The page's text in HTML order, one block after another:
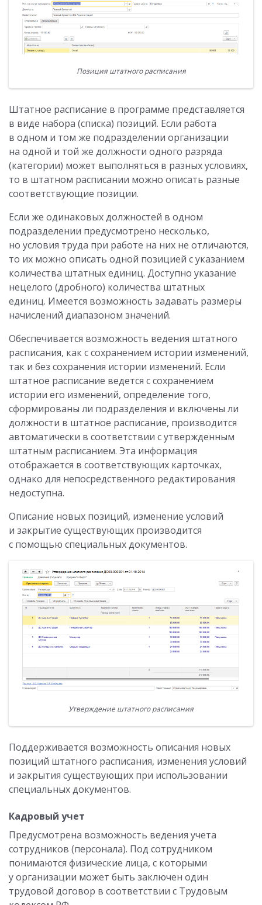
Позиция штатного расписания
Штатное расписание в программе представляется
в виде набора (списка) позиций. Если работа
в одном и том же подразделении организации
на одной и той же должности одного разряда
(категории) может выполняться в разных условиях,
то в штатном расписании можно описать разные
соответствующие позиции.
Если же одинаковых должностей в одном
подразделении предусмотрено несколько,
но условия труда при работе на них не отличаются,
то их можно описать одной позицией с указанием
количества штатных единиц. Доступно указание
нецелого (дробного) количества штатных
единиц. Имеется возможность задавать размеры
начислений диапазоном значений.
Обеспечивается возможность ведения штатного
расписания, как с сохранением истории изменений,
так и без сохранения истории изменений. Если
штатное расписание ведется с сохранением
истории его изменений, определение того,
сформированы ли подразделения и включены ли
должности в штатное расписание, производится
автоматически в соответствии с утвержденным
штатным расписанием. Эта информация
отображается в соответствующих карточках,
однако для непосредственного редактирования
недоступна.
Описание новых позиций, изменение условий
и закрытие существующих производится
с помощью специальных документов.
Утверждение штатного расписания
Поддерживается возможность описания новых
позиций штатного расписания, изменения условий
и закрытия существующих при использовании
специальных документов.
Кадровый учет
Предусмотрена возможность ведения учета
сотрудников (персонала). Под сотрудником
понимаются физические лица, с которыми
у организации может быть заключен один
трудовой договор в соответствии с Трудовым